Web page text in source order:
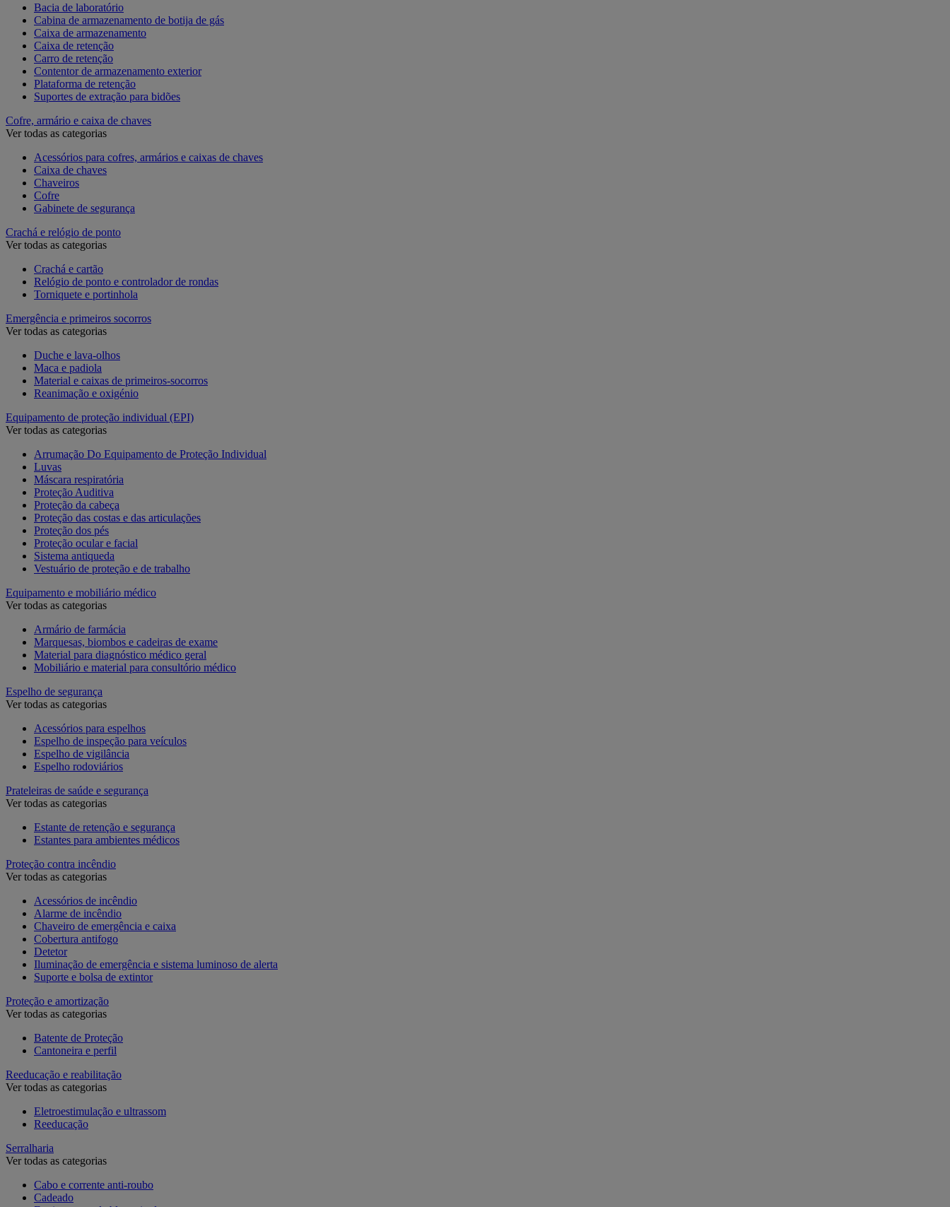
Bacia de laboratório
Cabina de armazenamento de botija de gás
Caixa de armazenamento
Caixa de retenção
Carro de retenção
Contentor de armazenamento exterior
Plataforma de retenção
Suportes de extração para bidões
Cofre, armário e caixa de chaves
Ver todas as categorias
Acessórios para cofres, armários e caixas de chaves
Caixa de chaves
Chaveiros
Cofre
Gabinete de segurança
Crachá e relógio de ponto
Ver todas as categorias
Crachá e cartão
Relógio de ponto e controlador de rondas
Torniquete e portinhola
Emergência e primeiros socorros
Ver todas as categorias
Duche e lava-olhos
Maca e padiola
Material e caixas de primeiros-socorros
Reanimação e oxigénio
Equipamento de proteção individual (EPI)
Ver todas as categorias
Arrumação Do Equipamento de Proteção Individual
Luvas
Máscara respiratória
Proteção Auditiva
Proteção da cabeça
Proteção das costas e das articulações
Proteção dos pés
Proteção ocular e facial
Sistema antiqueda
Vestuário de proteção e de trabalho
Equipamento e mobiliário médico
Ver todas as categorias
Armário de farmácia
Marquesas, biombos e cadeiras de exame
Material para diagnóstico médico geral
Mobiliário e material para consultório médico
Espelho de segurança
Ver todas as categorias
Acessórios para espelhos
Espelho de inspeção para veículos
Espelho de vigilância
Espelho rodoviários
Prateleiras de saúde e segurança
Ver todas as categorias
Estante de retenção e segurança
Estantes para ambientes médicos
Proteção contra incêndio
Ver todas as categorias
Acessórios de incêndio
Alarme de incêndio
Chaveiro de emergência e caixa
Cobertura antifogo
Detetor
Iluminação de emergência e sistema luminoso de alerta
Suporte e bolsa de extintor
Proteção e amortização
Ver todas as categorias
Batente de Proteção
Cantoneira e perfil
Reeducação e reabilitação
Ver todas as categorias
Eletroestimulação e ultrassom
Reeducação
Serralharia
Ver todas as categorias
Cabo e corrente anti-roubo
Cadeado